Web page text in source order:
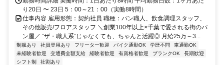
り20日 〜 23日 5：00～21：00（実働8時間）
仕事内容 雇用形態：契約社員 職種：パン職人、飲食調理スタッフ、
その他販売/フロアスタッフ ＼創業100年以上×千葉で愛される街のパ
ン屋／ “ザ・職人系”じゃなくても、ちゃんと活躍◎ 月給25万～3...
制服あり 社員登用あり フリーター歓迎 バイク通勤OK 学歴不問
車通勤OK
未経験者歓迎
交通費全額支給 経験者歓迎 有資格者歓迎 ブランクOK
長期歓迎
シフト制
社割あり